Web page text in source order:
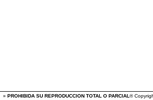
» PROHIBIDA SU REPRODUCCION TOTAL O PARCIAL®